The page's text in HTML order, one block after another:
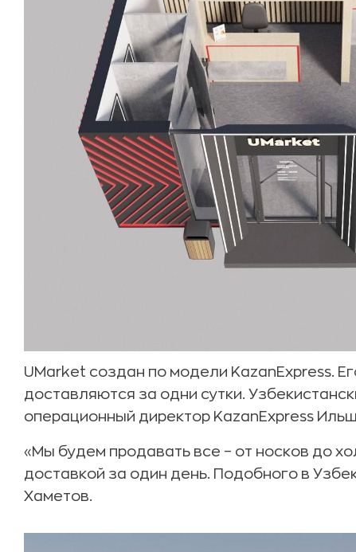
UMarket создан по модели KazanExpress.
доставляются за одни сутки.
операционный директор KazanExpress
«Мы будем продавать все – от носков до
доставкой за один день. Подобного в
Хаметов.